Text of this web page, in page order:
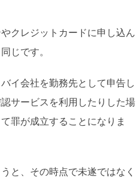
クレジットカードに申し込ん
じです。
イ会社を勤務先として申告し
サービスを利用したりした場
罪が成立することになりま
と、その時点で未遂ではなく